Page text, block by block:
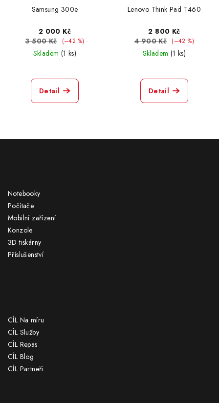
Samsung 300e
2 000 Kč
3 500 Kč
(–42 %)
Skladem (1 ks)
Detail
Lenovo Think Pad T460
2 800 Kč
4 900 Kč
(–42 %)
Skladem (1 ks)
Detail
Notebooky
Počítače
Mobilní zařízení
Konzole
3D tiskárny
Příslušenství
CÍL Na míru
CÍL Služby
CÍL Repas
CÍL Blog
CÍL Partneři